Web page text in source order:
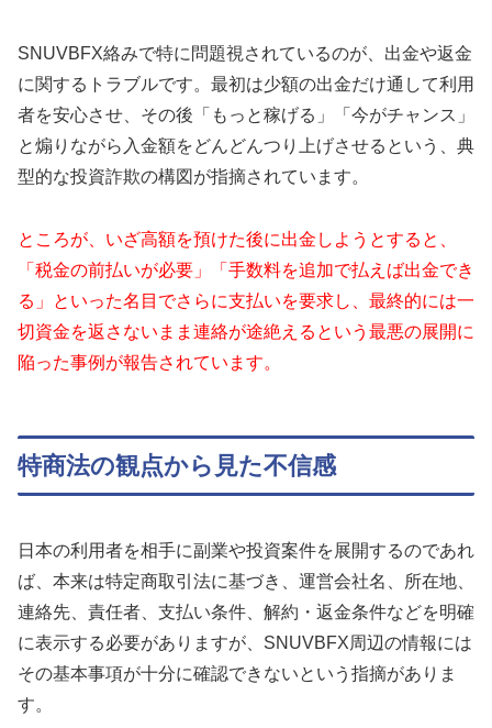
SNUVBFX絡みで特に問題視されているのが、出金や返金
に関するトラブルです。最初は少額の出金だけ通して利用
者を安心させ、その後「もっと稼げる」「今がチャンス」
と煽りながら入金額をどんどんつり上げさせるという、典
型的な投資詐欺の構図が指摘されています。
ところが、いざ高額を預けた後に出金しようとすると、
「税金の前払いが必要」「手数料を追加で払えば出金でき
る」といった名目でさらに支払いを要求し、最終的には一
切資金を返さないまま連絡が途絶えるという最悪の展開に
陥った事例が報告されています。
特商法の観点から見た不信感
日本の利用者を相手に副業や投資案件を展開するのであれ
ば、本来は特定商取引法に基づき、運営会社名、所在地、
連絡先、責任者、支払い条件、解約・返金条件などを明確
に表示する必要がありますが、SNUVBFX周辺の情報には
その基本事項が十分に確認できないという指摘がありま
す。